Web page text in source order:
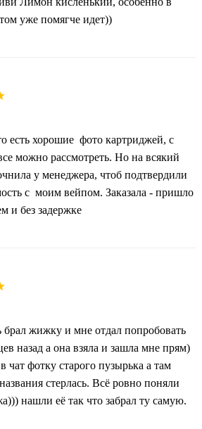
уже помягче идет))
есть хорошие фото картриджей, с
можно рассмотреть. Но на всякий
у менеджера, чтоб подтвердили
с моим вейпом. Заказала - пришло
и без задержке
брал жижку и мне отдал попробовать
назад а она взяла и зашла мне прям)
чат фотку старого пузырька а там
стерлась. Всё ровно поняли
нашли её так что забрал ту самую.